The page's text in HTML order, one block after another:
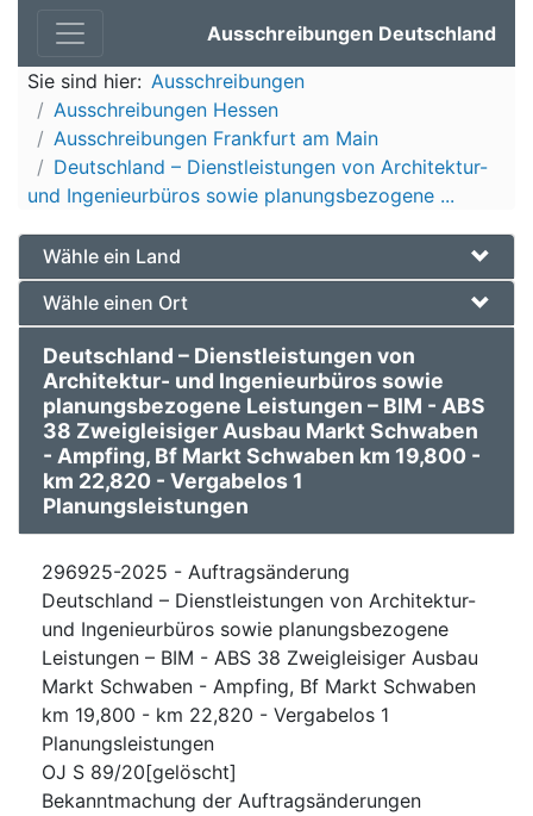
Ausschreibungen Deutschland
Sie sind hier: Ausschreibungen
Ausschreibungen Hessen
Ausschreibungen Frankfurt am Main
Deutschland – Dienstleistungen von Architektur-
und Ingenieurbüros sowie planungsbezogene ...
Wähle ein Land
Wähle einen Ort
Deutschland – Dienstleistungen von
Architektur- und Ingenieurbüros sowie
planungsbezogene Leistungen – BIM - ABS
38 Zweigleisiger Ausbau Markt Schwaben
- Ampfing, Bf Markt Schwaben km 19,800 -
km 22,820 - Vergabelos 1
Planungsleistungen
296925-2025 - Auftragsänderung
Deutschland – Dienstleistungen von Architektur-
und Ingenieurbüros sowie planungsbezogene
Leistungen – BIM - ABS 38 Zweigleisiger Ausbau
Markt Schwaben - Ampfing, Bf Markt Schwaben
km 19,800 - km 22,820 - Vergabelos 1
Planungsleistungen
OJ S 89/20[gelöscht]
Bekanntmachung der Auftragsänderungen